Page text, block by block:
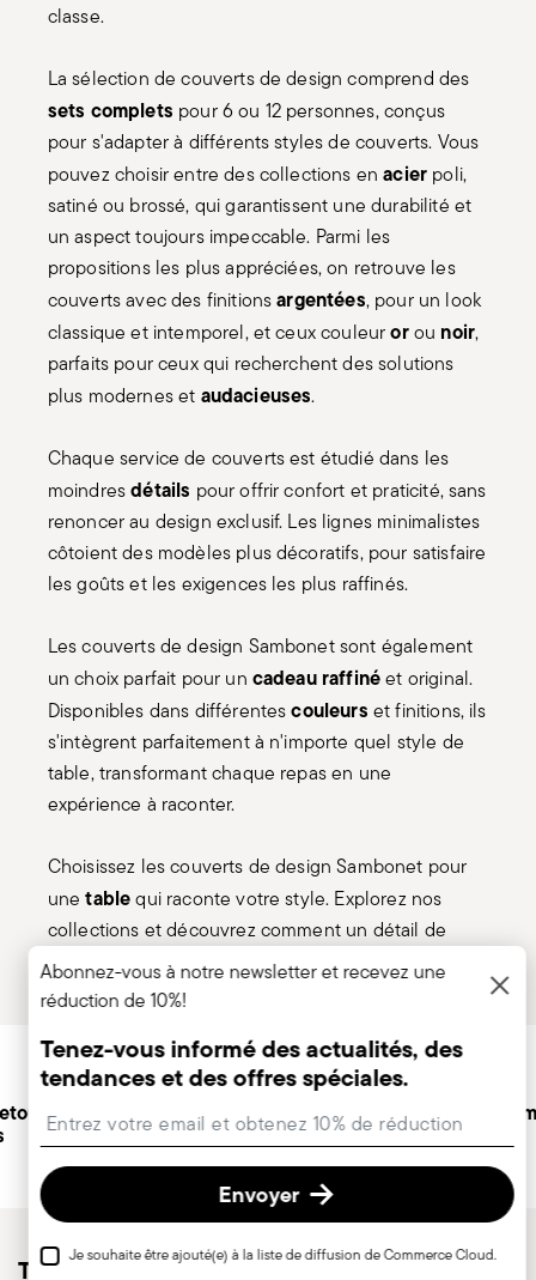
classe.
La sélection de couverts de design comprend des
sets complets pour 6 ou 12 personnes, conçus
pour s'adapter à différents styles de couverts. Vous
pouvez choisir entre des collections enacier poli,
satiné ou brossé, qui garantissent une durabilité et
un aspect toujours impeccable. Parmi les
propositions les plus appréciées, on retrouve les
couverts avec des finitionsargentées, pour un look
classique et intemporel, et ceux couleurorou noir,
parfaits pour ceux qui recherchent des solutions
plus modernes et audacieuses.
Chaque service de couverts est étudié dans les
moindresdétails pour offrir confort et praticité, sans
renoncer au design exclusif. Les lignes minimalistes
côtoient des modèles plus décoratifs, pour satisfaire
les goûts et les exigences les plus raffinés.
Les couverts de design Sambonet sont également
un choix parfait pour un cadeau raffinéet original.
Disponibles dans différentescouleurs et finitions, ils
s'intègrent parfaitement à n'importe quel style de
table, transformant chaque repas en une
expérience à raconter.
Choisissez les couverts de design Sambonet pour
unetablequi raconte votre style. Explorez nos
collections et découvrez comment un détail de
classe peut faire la différence.
Footer
Services
Service client
personnalisé
Tenez-vous informé des actualités, des
Abonnez-vous à notre newsletter et recevez une
réduction de 10%!
Tenez-vous informé des actualités, des
tendances et des offres spéciales.
Envoyer
Je souhaite être ajouté(e) à la liste de diffusion de Commerce Cloud.